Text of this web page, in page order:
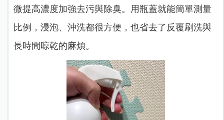
微提高濃度加強去污與除臭。用瓶蓋就能簡單測量
比例，浸泡、沖洗都很方便，也省去了反覆刷洗與
長時間晾乾的麻煩。